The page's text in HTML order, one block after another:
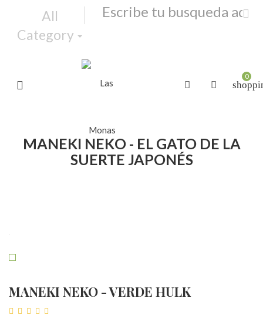
All
Category
0
MANEKI NEKO - EL GATO DE LA
SUERTE JAPONÉS
MANEKI NEKO - VERDE HULK